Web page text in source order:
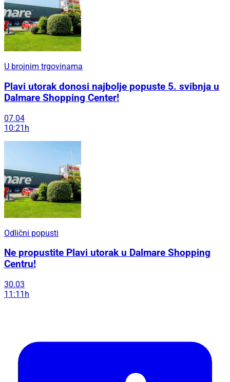
U brojnim trgovinama
Plavi utorak donosi najbolje popuste 5. svibnja u
Dalmare Shopping Center!
07.04
10:21h
Odlični popusti
Ne propustite Plavi utorak u Dalmare Shopping
Centru!
30.03
11:11h